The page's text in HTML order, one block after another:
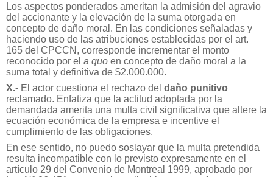
Los aspectos ponderados ameritan la admisión del agravio
del accionante y la elevación de la suma otorgada en
concepto de daño moral. En las condiciones señaladas y
haciendo uso de las atribuciones establecidas por el art.
165 del CPCCN, corresponde incrementar el monto
reconocido por el a quo en concepto de daño moral a la
suma total y definitiva de $2.000.000.
X.- El actor cuestiona el rechazo del daño punitivo
reclamado. Enfatiza que la actitud adoptada por la
demandada amerita una multa civil significativa que altere la
ecuación económica de la empresa e incentive el
cumplimiento de las obligaciones.
En ese sentido, no puedo soslayar que la multa pretendida
resulta incompatible con lo previsto expresamente en el
artículo 29 del Convenio de Montreal 1999, aprobado por